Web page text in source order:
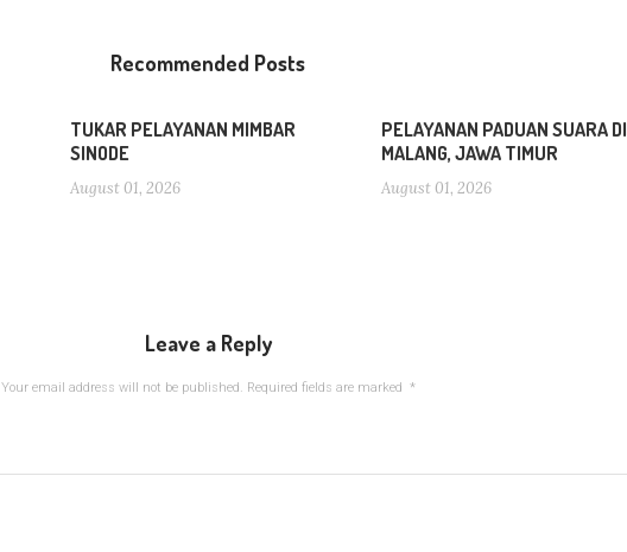
Recommended Posts
TUKAR PELAYANAN MIMBAR
SINODE
August 01, 2026
PELAYANAN PADUAN SUARA DI
MALANG, JAWA TIMUR
August 01, 2026
Leave a Reply
Your email address will not be published. Required fields are marked *